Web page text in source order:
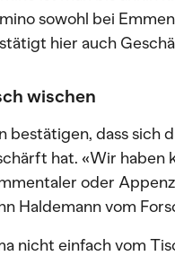
sowohl bei
hier auch
wischen
bestätigen, dass sich
hat. «Wir haben
oder
Haldemann vom
nicht einfach vom